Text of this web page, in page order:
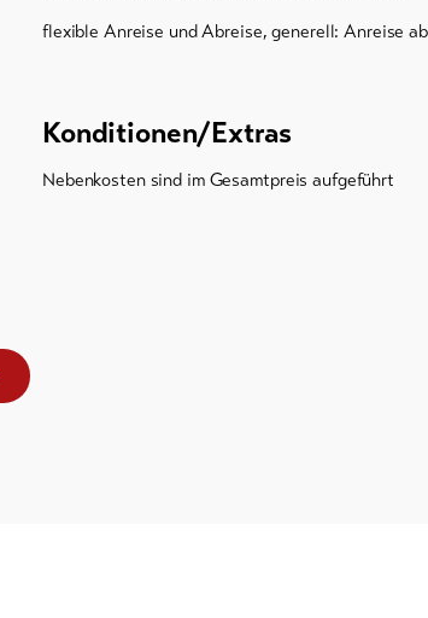
flexible Anreise und Abreise, generell: Anreise
Konditionen/Extras
Nebenkosten sind im Gesamtpreis aufgeführt